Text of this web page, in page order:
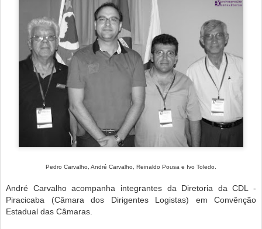
Pedro Carvalho, André Carvalho, Reinaldo Pousa e Ivo Toledo.
André Carvalho acompanha integrantes da Diretoria da CDL -
Piracicaba (Câmara dos Dirigentes Logistas) em Convênção
Estadual das Câmaras.